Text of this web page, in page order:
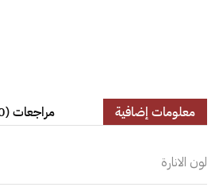
معلومات إضافية مراجعات (0)
لون الانارة